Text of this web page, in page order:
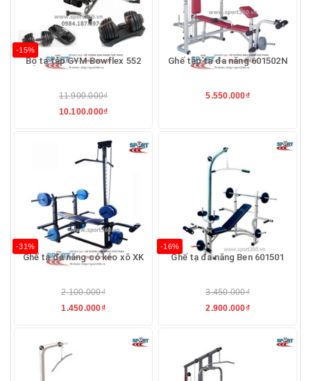
-15%
Bộ tạ tập GYM Bowflex 552
11.900.000₫
10.100.000₫
Ghế tập tạ đa năng 601502N
5.550.000₫
-31%
Ghế tạ đa năng có kéo xô XK
2.100.000₫
1.450.000₫
-16%
Ghế tạ đa năng Ben 601501
3.450.000₫
2.900.000₫